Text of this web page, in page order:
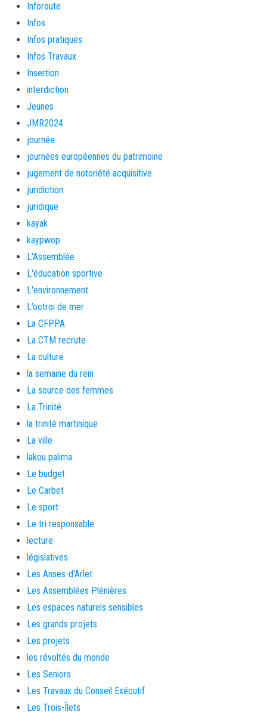
Inforoute
Infos
Infos pratiques
Infos Travaux
Insertion
interdiction
Jeunes
JMR2024
journée
journées européennes du patrimoine
jugement de notoriété acquisitive
juridiction
juridique
kayak
kaypwop
L'Assemblée
L'éducation sportive
L'environnement
L’octroi de mer
La CFPPA
La CTM recrute
La culture
la semaine du rein
La source des femmes
La Trinité
la trinité martinique
La ville
lakou palima
Le budget
Le Carbet
Le sport
Le tri responsable
lecture
législatives
Les Anses-d'Arlet
Les Assemblées Plénières
Les espaces naturels sensibles
Les grands projets
Les projets
les révoltés du monde
Les Seniors
Les Travaux du Conseil Exécutif
Les Trois-Îlets